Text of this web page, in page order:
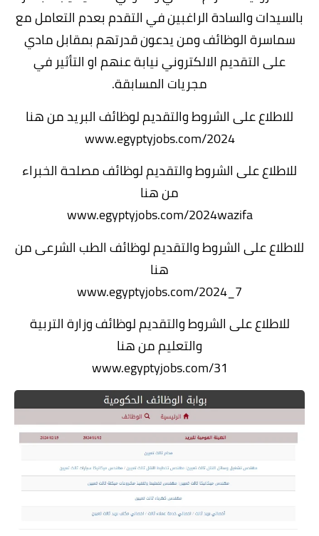
بالسيدات والسادة الراغبين في التقدم بعدم التعامل مع
سماسرة الوظائف ومن يدعون قدرتهم بمقابل مادي
على التقديم الالكتروني نيابة عنهم او التأثير في
مجريات المسابقة.
للاطلاع على الشروط والتقديم لوظائف البريد من هنا
www.egyptyjobs.com/2024
للاطلاع على الشروط والتقديم لوظائف مصلحة الخبراء
من هنا
www.egyptyjobs.com/2024wazifa
للاطلاع على الشروط والتقديم لوظائف الطب الشرعى من
هنا
www.egyptyjobs.com/2024_7
للاطلاع على الشروط والتقديم لوظائف وزارة التربية
والتعليم من هنا
www.egyptyjobs.com/31